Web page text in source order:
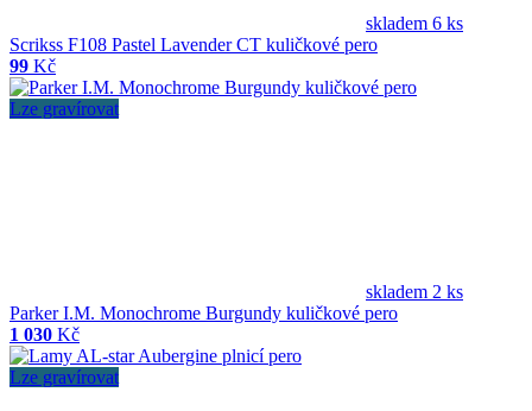
skladem 6 ks
Scrikss F108 Pastel Lavender CT kuličkové pero
99 Kč
Lze gravírovat
skladem 2 ks
Parker I.M. Monochrome Burgundy kuličkové pero
1 030 Kč
Lze gravírovat